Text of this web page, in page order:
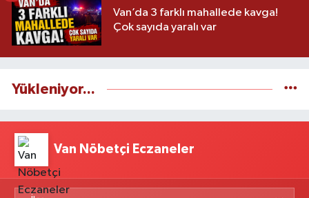
Van’da 3 farklı mahallede kavga!
Çok sayıda yaralı var
Yükleniyor...
Van Nöbetçi Eczaneler